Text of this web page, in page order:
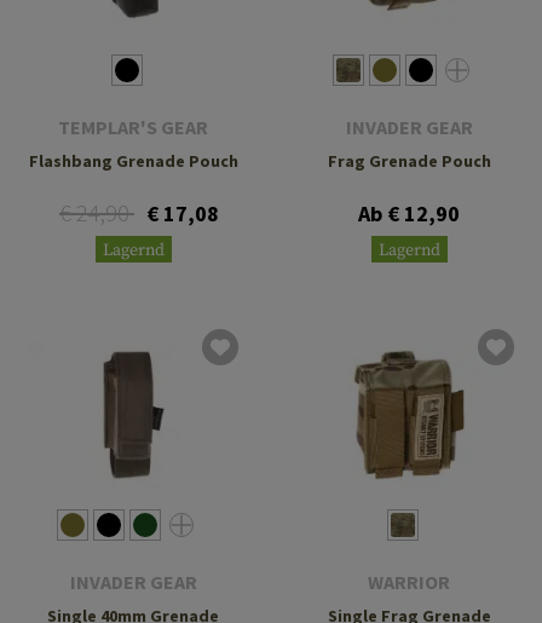
TEMPLAR'S GEAR
Flashbang Grenade Pouch
€ 24,90 € 17,08
Lagernd
INVADER GEAR
Frag Grenade Pouch
Ab € 12,90
Lagernd
INVADER GEAR
Single 40mm Grenade
WARRIOR
Single Frag Grenade